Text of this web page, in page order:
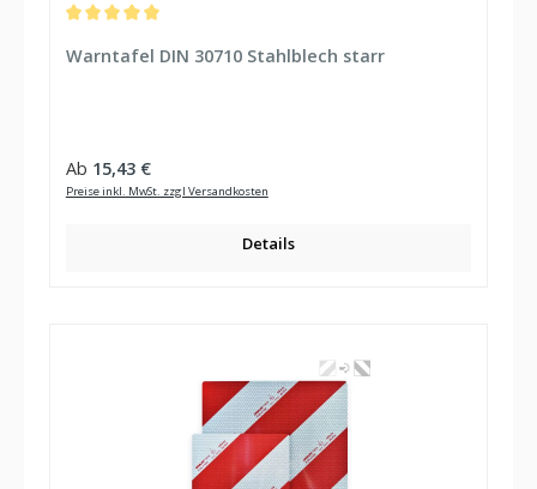
Warntafel DIN 30710 Stahlblech starr
Regulärer Preis:
Ab 15,43 €
Preise inkl. MwSt. zzgl Versandkosten
Details